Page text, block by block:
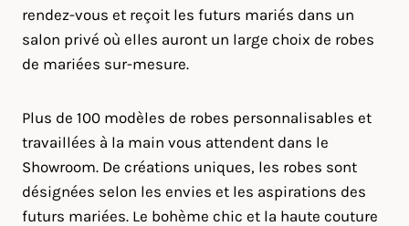
rendez-vous et reçoit les futurs mariés dans un
salon privé où elles auront un large choix de robes
de mariées sur-mesure.
Plus de 100 modèles de robes personnalisables et
travaillées à la main vous attendent dans le
Showroom. De créations uniques, les robes sont
désignées selon les envies et les aspirations des
futurs mariées. Le bohème chic et la haute couture